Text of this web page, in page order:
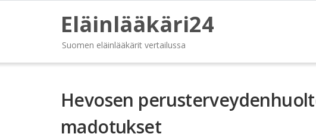
Eläinlääkäri24
Suomen eläinlääkärit vertailussa
Hevosen
madotukset